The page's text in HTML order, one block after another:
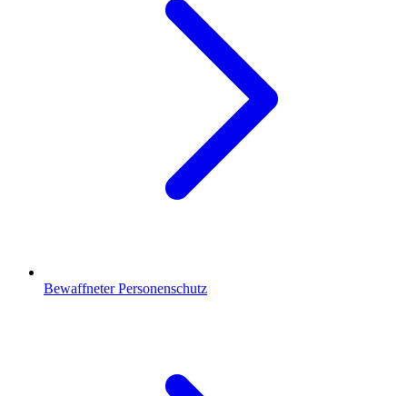
Bewaffneter Personenschutz